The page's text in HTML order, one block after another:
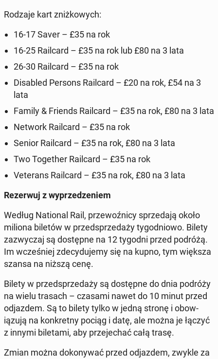
Rodzaje kart zniżkowych:
16-17 Saver – £35 na rok
16-25 Rail­card – £35 na rok lub £80 na 3 lata
26-30 Rail­card – £35 na rok
Dis­abled Persons Rail­card – £20 na rok, £54 na 3
lata
Family & Friends Rail­card – £35 na rok, £80 na 3 lata
Network Rail­card – £35 na rok
Senior Rail­card – £35 na rok, £80 na 3 lata
Two To­geth­er Rail­card – £35 na rok
Vet­er­ans Rail­card – £35 na rok, £80 na 3 lata
Rez­er­wuj z wyprzedze­niem
Według Na­tion­al Rail, prze­woźni­cy sprzeda­ją około
miliona biletów w przed­sprzedaży ty­god­niowo. Bilety
za­zwyczaj są dostęp­ne na 12 tygodni przed podróżą.
Im wcześniej zde­cy­du­je­my się na kupno, tym większa
szansa na niższą cenę.
Bilety w przed­sprzedaży są dostęp­ne do dnia podróży
na wielu trasach – czasami nawet do 10 minut przed
od­jaz­dem. Są to bilety tylko w jedną stronę i obow­
iązu­ją na konkret­ny pociąg i datę, ale można je łączyć
z innymi bile­ta­mi, aby prze­jechać całą trasę.
Zmian można dokony­wać przed od­jaz­dem, zwykle za